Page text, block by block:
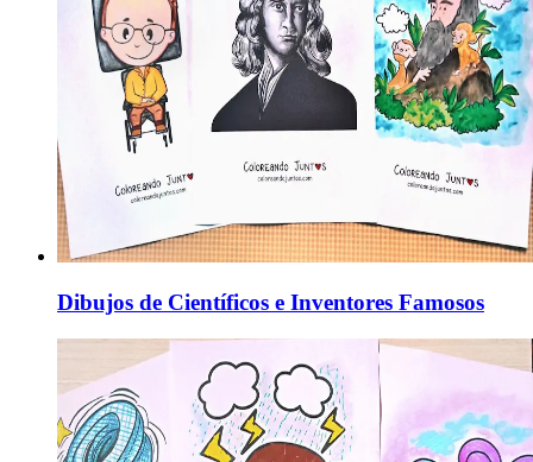
Dibujos de Científicos e Inventores Famosos